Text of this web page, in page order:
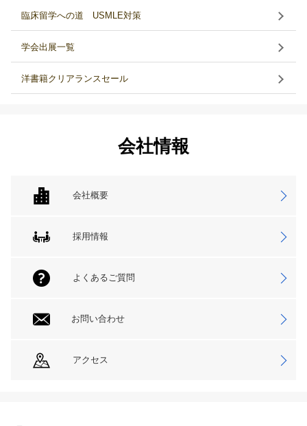
臨床留学への道 USMLE対策
学会出展一覧
洋書籍クリアランスセール
会社情報
会社概要
採用情報
よくあるご質問
お問い合わせ
アクセス